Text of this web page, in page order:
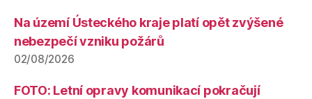
Na území Ústeckého kraje platí opět zvýšené
nebezpečí vzniku požárů
02/08/2026
FOTO: Letní opravy komunikací pokračují